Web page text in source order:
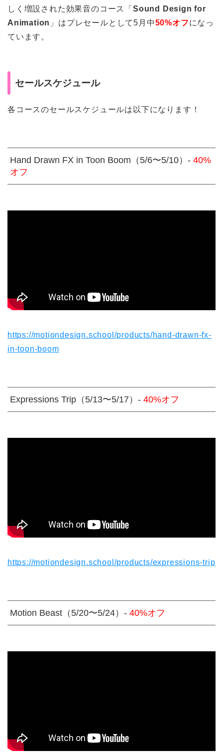
しく増設された効果音のコース「 Sound Design for
Animation 」はプレセールとして5月中50%オフになっ
ています。
セールスケジュール
各コースのセールスケジュールは以下になります！
Hand Drawn FX in Toon Boom（5/6〜5/10）- 40%
オフ
https://motiondesign.school/products/hand-drawn-fx-
in-toon-boom
Expressions Trip（5/13〜5/17）- 40%オフ
https://motiondesign.school/products/expressions-trip
Motion Beast（5/20〜5/24）- 40%オフ